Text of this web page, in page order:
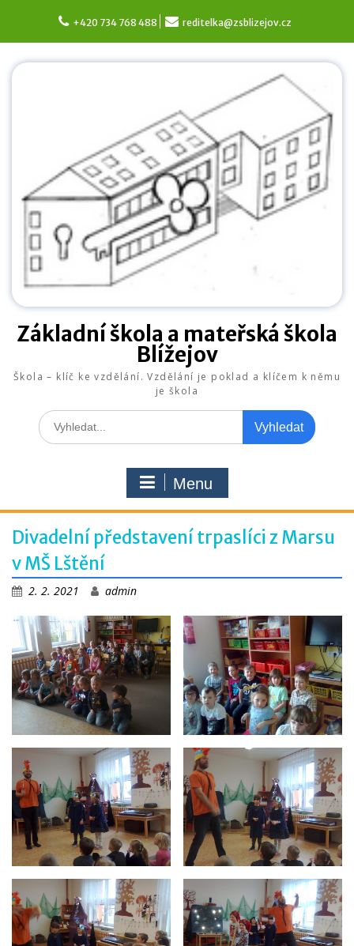
content
+420 734 768 488 reditelka@zsblizejov.cz
Základní škola a mateřská škola
Blížejov
Škola – klíč ke vzdělání. Vzdělání je poklad a klíčem k němu
je škola
Search
for:
Menu
Divadelní představení trpaslíci z Marsu
v MŠ Lštění
2. 2. 2021 admin